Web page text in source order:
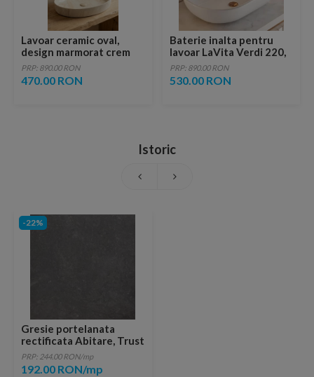
Lavoar ceramic oval,
design marmorat crem
lucios cu vene aurii,
ventil inclus
PRP: 890.00 RON
470.00 RON
Baterie inalta pentru
lavoar LaVita Verdi 220,
fara ventil, brushed
copper
PRP: 890.00 RON
530.00 RON
Istoric
-22%
Gresie portelanata
rectificata Abitare, Trust
Black 60x60 cm
PRP: 244.00 RON/mp
192.00 RON/mp